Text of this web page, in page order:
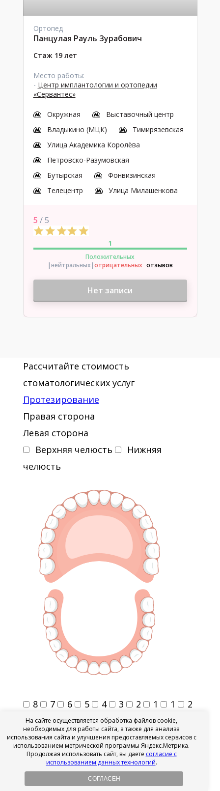
Ортопед
Панцулая Рауль Зурабович
Стаж 19 лет
Место работы:
- Центр имплантологии и ортопедии
«Сервантес»
Окружная
Выставочный центр
Владыкино (МЦК)
Тимирязевская
Улица Академика Королёва
Петровско-Разумовская
Бутырская
Фонвизинская
Телецентр
Улица Милашенкова
5 / 5
1
Положительных
|нейтральных|отрицательных отзывов
Нет записи
Рассчитайте стоимость
стоматологических услуг
Протезирование
Правая сторона
Левая сторона
Верхняя челюсть
Нижняя
челюсть
8 7 6 5 4 3 2 1 1
2
3
4 5 6 7
8
8
7 6 5 4 3 2 1 8
7
6
5 4 3 2
1
Сколько стоит протезирование
коронками из диоксида циркония?
На сайте осуществляется обработка файлов cookie,
необходимых для работы сайта, а также для анализа
использования сайта и улучшения предоставляемых сервисов с
использованием метрической программы Яндекс.Метрика.
Продолжая использовать сайт, вы даете согласие с
использованием данных технологий.
СОГЛАСЕН